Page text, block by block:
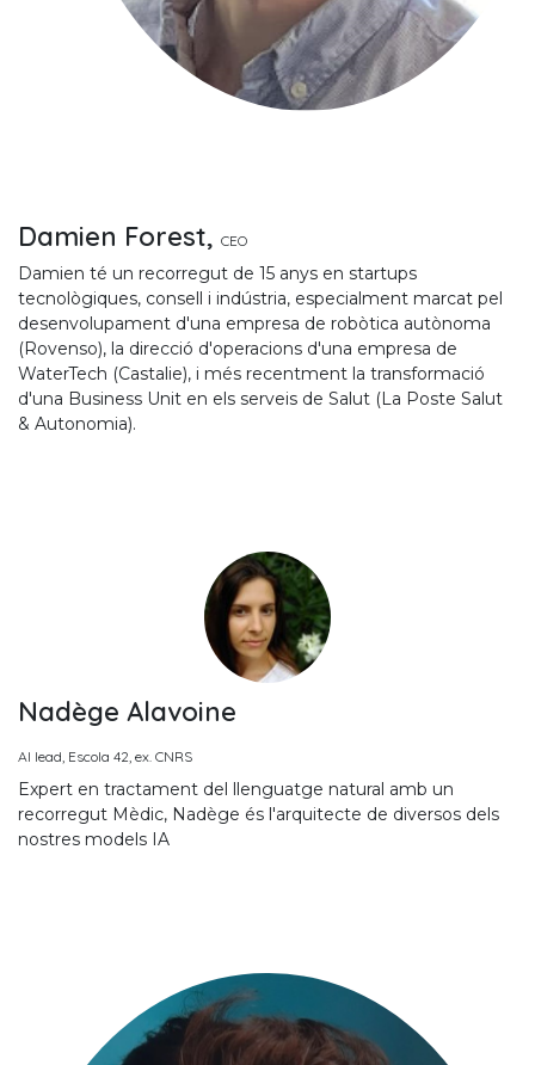
Damien Forest, CEO
Damien té un recorregut de 15 anys en startups
tecnològiques, consell i indústria, especialment marcat pel
desenvolupament d'una empresa de robòtica autònoma
(Rovenso), la direcció d'operacions d'una empresa de
WaterTech (Castalie), i més recentment la transformació
d'una Business Unit en els serveis de Salut (La Poste Salut
& Autonomia).
Nadège Alavoine
AI lead, Escola 42, ex. CNRS
Expert en tractament del llenguatge natural amb un
recorregut Mèdic, Nadège és l'arquitecte de diversos dels
nostres models IA